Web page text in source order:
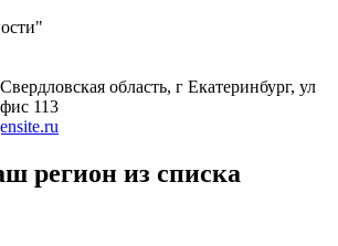
область, г Екатеринбург, ул
113
регион из списка